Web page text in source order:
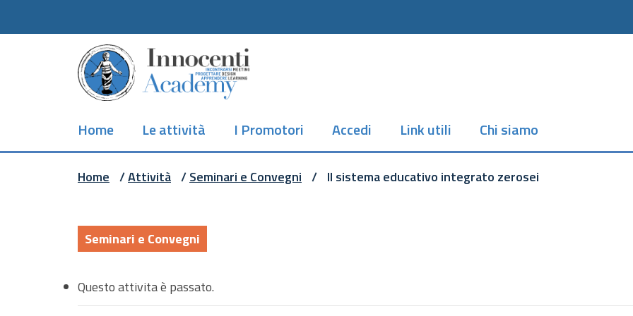
Home
Le attività I Promotori Accedi Link utili Chi siamo
Home /Attività /Seminari e Convegni / Il sistema educativo integrato zerosei
Seminari e Convegni
Questo attivita è passato.